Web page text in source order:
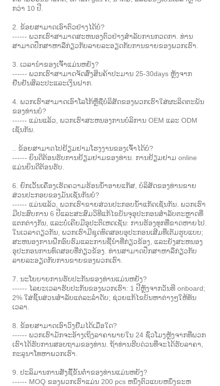
ກວ່າ 10 ປີ.
2. ຂ້ອຍສາມາດເອົາຕົວຢ່າງໄດ້ບໍ?
------ ພວກເຮົາສາມາດສະຫນອງຕົວຢ່າງສໍາລັບການກວດກາ. ທ່ານ
ສາມາດປຶກສາຫາລືກ່ຽວກັບລາຍລະອຽດກັບການຂາຍຂອງພວກເຮົາ.
3. ເວລານໍາຂອງເຈົ້າແມ່ນຫຍັງ?
------ ພວກເຮົາສາມາດຈັດສົ່ງສິນຄ້າປະມານ 25-30days ຫຼັງຈາກ
ຢືນຢັນສິລະປະແລະເງິນຝາກ.
4. ພວກເຮົາສາມາດເອົາໂລໂກ້ຫຼືຊື່ບໍລິສັດຂອງພວກເຮົາໃສ່ຜະລິດຕະພັນ
ຂອງທ່ານບໍ?
------ ແມ່ນແລ້ວ, ພວກເຮົາສະຫນອງການບໍລິການ OEM ແລະ ODM
ເຊັ່ນກັນ.
.. ຂ້ອຍສາມາດໄປຢ້ຽມຢາມໂຮງງານຂອງເຈົ້າໄດ້ບໍ?
------ ຍິນດີຕ້ອນຮັບການຢ້ຽມຢາມຂອງທ່ານ. ການຢ້ຽມຢາມ online
ແມ່ນຍິນດີຕ້ອນຮັບ.
6. ຍົກເວັ້ນເຄື່ອງເຮັດຄວາມຮ້ອນນ້ໍາອາຍແກັສ, ບໍລິສັດຂອງທ່ານຂາຍ
ສ່ວນປະກອບຂອງມັນເຊັ່ນກັນບໍ?
------ ແມ່ນແລ້ວ, ພວກເຮົາຂາຍສ່ວນປະກອບນ້ໍາແກັດເຊັ່ນກັນ. ພວກເຮົາ
ມີປະສົບການ 6 ປີແລະສະສົມວິທີແກ້ໄຂບັນຈຸອຸປະກອນສໍາລັບຕະຫຼາດທີ່
ແຕກຕ່າງກັນ, ແລະບໍ່ເຄີຍມີອຸປະຕິເຫດເຊັ່ນ: ການຮ້ອງທຸກທີ່ຂາດຫາຍໄປ.
ໃນເວລາດຽວກັນ, ພວກເຮົາມີຊຸດທົດສອບອຸປະກອນເສີມທີ່ເຕັມຮູບແບບ;
ສະຫນອງການຝຶກອົບຮົມແລະການຊີ້ນໍາທີ່ກ່ຽວຂ້ອງ, ແລະຍັງສະຫນອງ
ອຸປະກອນການທົດສອບທີ່ກ່ຽວຂ້ອງ. ທ່ານສາມາດປຶກສາຫາລືກ່ຽວກັບ
ລາຍລະອຽດກັບການຂາຍຂອງພວກເຮົາ.
7. ນະໂຍບາຍການຮັບປະກັນຂອງທ່ານແມ່ນຫຍັງ?
------ ໄລຍະເວລາຮັບປະກັນຂອງພວກເຮົາ: 1 ປີຫຼັງຈາກວັນທີ onboard;
2% ໃສ່ຊິ້ນສ່ວນສໍາລັບແຕ່ລະລໍາດັບ; ຊ່ວຍແກ້ໄຂບັນຫາຕ່າງໆໃຫ້ທັນ
ເວລາ.
8. ຂ້ອຍສາມາດເອົາວົງຢືມໄດ້ເມື່ອໃດ?
------ ພວກເຮົາມັກຈະອ້າງເຖິງລາຄາພາຍໃນ 24 ຊົ່ວໂມງຫຼັງຈາກທີ່ພວກ
ເຮົາໄດ້ຮັບການສອບຖາມຂອງທ່ານ. ຖ້າທ່ານຮີບດ່ວນທີ່ຈະໄດ້ຮັບລາຄາ,
ກະລຸນາໂທຫາພວກເຮົາ.
9. ປະລິມານການສັ່ງຊື້ຂັ້ນຕ່ໍາຂອງທ່ານແມ່ນຫຍັງ?
------ MOQ ຂອງພວກເຮົາແມ່ນ 200 pcs ຫນຶ່ງຕົວແບບຫນຶ່ງຂະຫ